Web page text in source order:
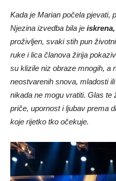
Kada je Marian počela pjevati,
Njezina izvedba bila je
proživljen, svaki stih pun
ruke i lica članova žirija
su klizile niz obraze mnogih, a
neostvarenih snova, mladosti
nikada ne mogu vratiti. Glas
priče, upornost i ljubav prema
koje rijetko tko očekuje.